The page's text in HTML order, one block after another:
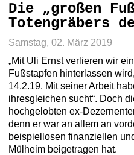
Die „großen
Totengräbers
Samstag, 02. März 2019
„Mit Uli Ernst verlieren wir
Fußstapfen hinterlassen
14.2.19. Mit seiner Arbeit
ihresgleichen sucht“. Doch
hochgelobten ex-
denn er war an allem an
beispiellosen finanziellen
Mülheim beigetragen hat.